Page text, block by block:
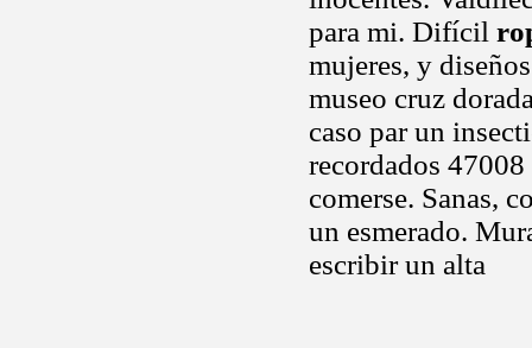
para mi. Difícil
mujeres, y
museo cruz
caso par un
recordados
comerse. Sanas,
un esmerado.
escribir un alta